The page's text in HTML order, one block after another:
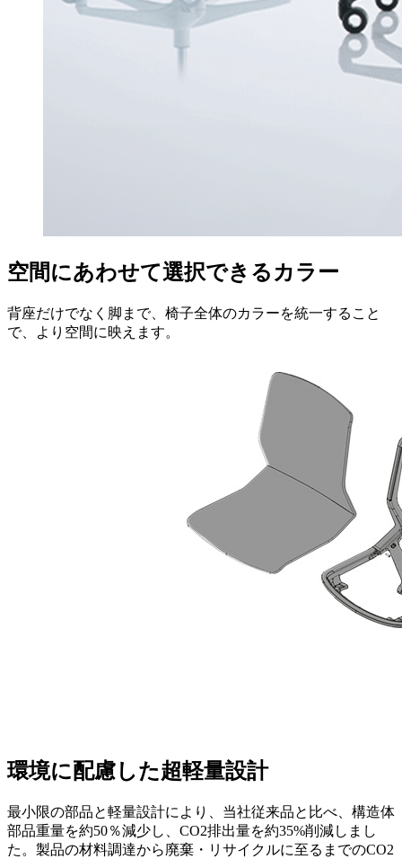
空間にあわせて選択できるカラー
背座だけでなく脚まで、椅子全体のカラーを統一すること
で、より空間に映えます。
環境に配慮した超軽量設計
最小限の部品と軽量設計により、当社従来品と比べ、構造体
部品重量を約50％減少し、CO2排出量を約35%削減しまし
た。製品の材料調達から廃棄・リサイクルに至るまでのCO2